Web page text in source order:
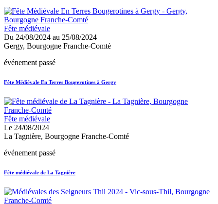
Fête médiévale
Du 24/08/2024 au 25/08/2024
Gergy, Bourgogne Franche-Comté
événement passé
Fête Médiévale En Terres Bougerotines à Gergy
Fête médiévale
Le 24/08/2024
La Tagnière, Bourgogne Franche-Comté
événement passé
Fête médiévale de La Tagnière